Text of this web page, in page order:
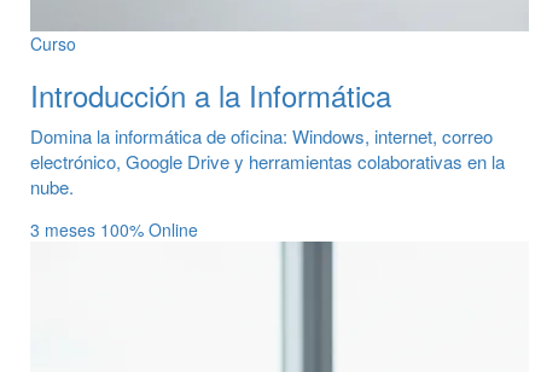
Curso
Introducción a la Informática
Domina la informática de oficina: Windows, internet, correo
electrónico, Google Drive y herramientas colaborativas en la
nube.
3 meses 100% Online